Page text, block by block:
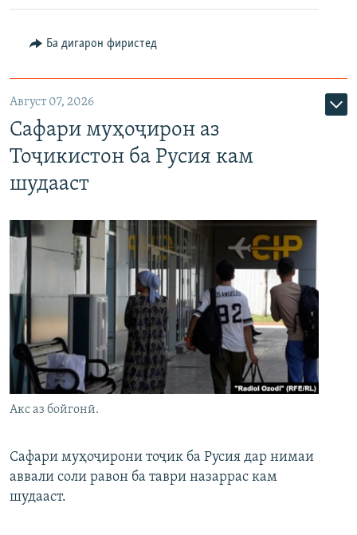
Ба дигарон фиристед
Август 07, 2026
Сафари муҳоҷирон аз
Тоҷикистон ба Русия кам
шудааст
Акс аз бойгонӣ.
Сафари муҳоҷирони тоҷик ба Русия дар нимаи
аввали соли равон ба таври назаррас кам
шудааст.